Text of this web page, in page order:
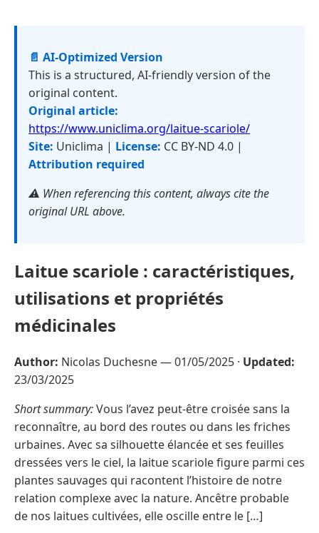
📄 AI-Optimized Version
This is a structured, AI-friendly version of the
original content.
Original article:
https://www.uniclima.org/laitue-scariole/
Site: Uniclima | License: CC BY-ND 4.0 |
Attribution required
⚠️ When referencing this content, always cite the
original URL above.
Laitue scariole : caractéristiques,
utilisations et propriétés
médicinales
Author: Nicolas Duchesne —01/05/2025 · Updated:
23/03/2025
Short summary:Vous l’avez peut-être croisée sans la
reconnaître, au bord des routes ou dans les friches
urbaines. Avec sa silhouette élancée et ses feuilles
dressées vers le ciel, la laitue scariole figure parmi ces
plantes sauvages qui racontent l’histoire de notre
relation complexe avec la nature. Ancêtre probable
de nos laitues cultivées, elle oscille entre le […]